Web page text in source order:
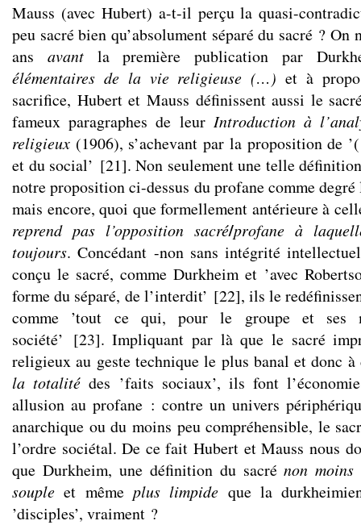
Mauss (avec Hubert) a-t-il perçu la quasi-
peu sacré bien qu’absolument séparé du sacré ?
ans avantla première publication par
élémentaires de la vie religieuse (…) et à
sacrifice, Hubert et Mauss définissent aussi le
fameux paragraphes de leur Introduction à
religieux (1906), s’achevant par la proposition de
et du social’ [21]. Non seulement une telle
notre proposition ci-dessus du profane comme
mais encore, quoi que formellement antérieure à
reprend pas l’opposition sacré/profane à
toujours. Concédant -non sans intégrité
conçu le sacré, comme Durkheim et ’avec
forme du séparé, de l’interdit’ [22], ils le
comme ’tout ce qui, pour le groupe et ses
société’ [23]. Impliquant par là que le sacré
religieux au geste technique le plus banal et donc à
la totalité des ’faits sociaux’, ils font
allusion au profane : contre un univers
anarchique ou du moins peu compréhensible, le
l’ordre sociétal. De ce fait Hubert et Mauss nous
que Durkheim, une définition du sacrénon moins
souple et même plus limpide que la
’disciples’, vraiment ?